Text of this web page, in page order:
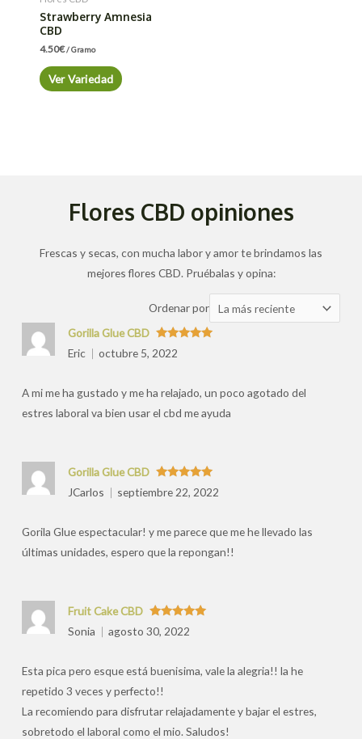
Strawberry Amnesia
CBD
4.50€/ Gramo
Ver Variedad
Flores CBD opiniones
Frescas y secas, con mucha labor y amor te brindamos las
mejores flores CBD. Pruébalas y opina:
Ordenar por Ordenar
las
Valorado
con
Gorilla Glue CBD
Eric
octubre 5, 2022
A mi me ha gustado y me ha relajado, un poco agotado del
estres laboral va bien usar el cbd me ayuda
Valorado
con5de 5
Gorilla Glue CBD
JCarlos
septiembre 22, 2022
Gorila Glue espectacular! y me parece que me he llevado las
últimas unidades, espero que la repongan!!
Valorado
con5de 5
Fruit Cake CBD
Sonia
agosto 30, 2022
Esta pica pero esque está buenisima, vale la alegria!! la he
repetido 3 veces y perfecto!!
La recomiendo para disfrutar relajadamente y bajar el estres,
sobretodo el laboral como el mio. Saludos!